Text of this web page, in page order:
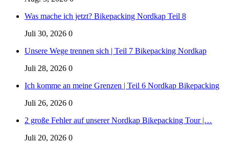
Was mache ich jetzt? Bikepacking Nordkap Teil 8
Juli 30, 2026 0
Unsere Wege trennen sich | Teil 7 Bikepacking Nordkap
Juli 28, 2026 0
Ich komme an meine Grenzen | Teil 6 Nordkap Bikepacking
Juli 26, 2026 0
2 große Fehler auf unserer Nordkap Bikepacking Tour |…
Juli 20, 2026 0